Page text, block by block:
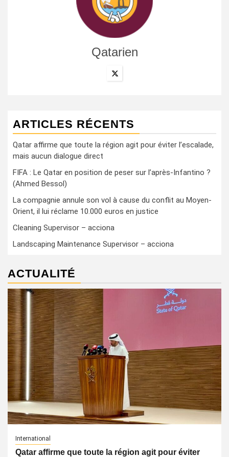
Qatarien
ARTICLES RÉCENTS
Qatar affirme que toute la région agit pour éviter l’escalade,
mais aucun dialogue direct
FIFA : Le Qatar en position de peser sur l’après-Infantino ?
(Ahmed Bessol)
La compagnie annule son vol à cause du conflit au Moyen-
Orient, il lui réclame 10.000 euros en justice
Cleaning Supervisor – acciona
Landscaping Maintenance Supervisor – acciona
ACTUALITÉ
International
Qatar affirme que toute la région agit pour éviter